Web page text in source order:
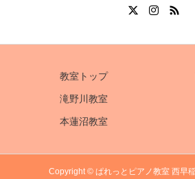
教室トップ
滝野川教室
本蓮沼教室
Copyright © ぱれっとピアノ教室 西早